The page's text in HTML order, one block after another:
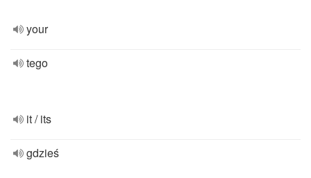
your
tego
it / its
gdzieś